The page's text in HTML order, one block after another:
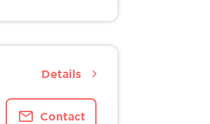
Contact
Details